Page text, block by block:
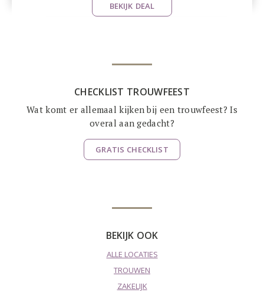
BEKIJK DEAL
CHECKLIST TROUWFEEST
Wat komt er allemaal kijken bij een trouwfeest? Is
overal aan gedacht?
GRATIS CHECKLIST
BEKIJK OOK
ALLE LOCATIES
TROUWEN
ZAKELIJK